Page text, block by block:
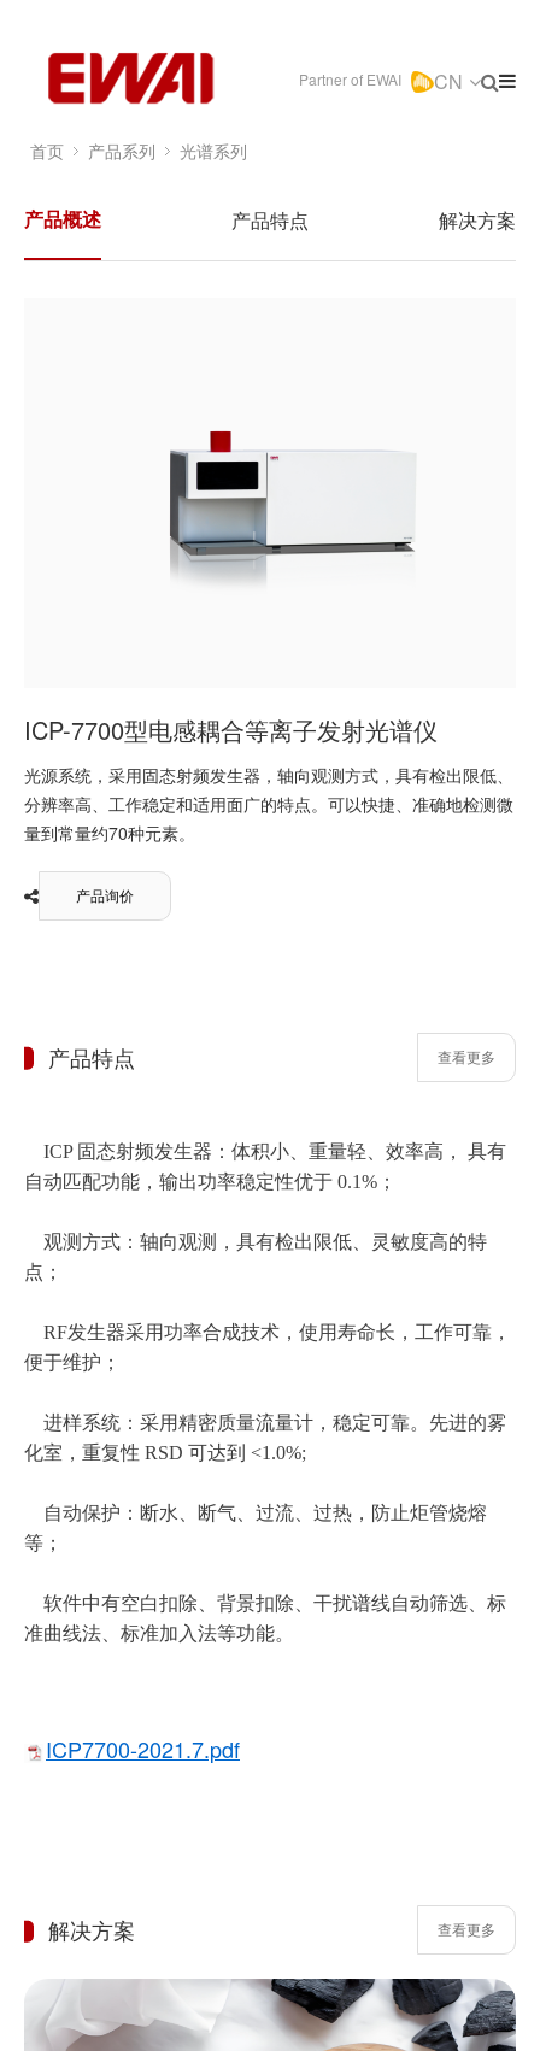
Partner of EWAI CN
首页 产品系列 光谱系列
产品概述 产品特点 解决方案
ICP-7700型电感耦合等离子发射光谱仪
光源系统，采用固态射频发生器，轴向观测方式，具有检出限低、
分辨率高、工作稳定和适用面广的特点。可以快捷、准确地检测微
量到常量约70种元素。
产品询价
产品特点 查看更多
ICP 固态射频发生器：体积小、重量轻、效率高， 具有
自动匹配功能，输出功率稳定性优于 0.1%；
观测方式：轴向观测，具有检出限低、灵敏度高的特
点；
RF发生器采用功率合成技术，使用寿命长，工作可靠，
便于维护；
进样系统：采用精密质量流量计，稳定可靠。先进的雾
化室，重复性 RSD 可达到 <1.0%;
自动保护：断水、断气、过流、过热，防止炬管烧熔
等；
软件中有空白扣除、背景扣除、干扰谱线自动筛选、标
准曲线法、标准加入法等功能。
ICP7700-2021.7.pdf
解决方案 查看更多